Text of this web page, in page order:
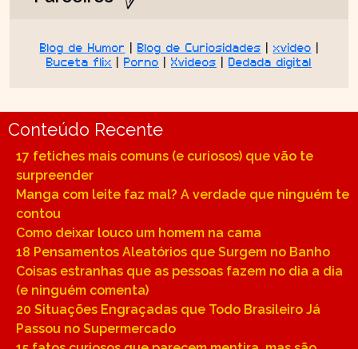
Blog de Humor | Blog de Curiosidades | xvideo |
Buceta flix | Porno | Xvideos | Dedada digital
Conteúdo Recente
17 fetiches mais comuns (e curiosos) que vão te
surpreender
Manga com leite faz mal? A verdade que ninguém te
contou
Como deixar louco um homem na cama
18 Pensamentos Aleatórios que Surgem no Banho
Coisas estranhas que as pessoas fazem no dia a dia
(e ninguém comenta)
20 Situações Engraçadas que Todo Brasileiro Já
Passou no Supermercado